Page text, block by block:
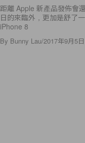
距離 Apple 新產品發佈會
日的來臨外，更加是舒了
iPhone 8
By Bunny Lau/2017年9月5日